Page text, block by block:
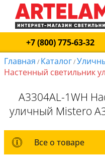
+7 (800) 775-63-32
Главная / Каталог/
Настенный светильник
A3304AL-1WH
уличный Mistero
Все о товаре